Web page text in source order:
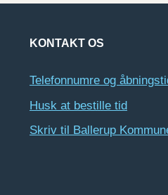
KONTAKT OS
Telefonnumre og
Husk at bestille tid
Skriv til Ballerup